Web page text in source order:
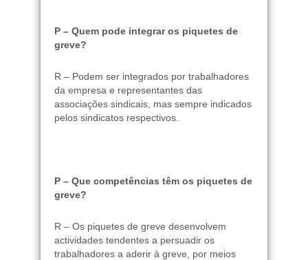
P – Quem pode integrar os piquetes de
greve?
R – Podem ser integrados por trabalhadores
da empresa e representantes das
associações sindicais, mas sempre indicados
pelos sindicatos respectivos.
P – Que competências têm os piquetes de
greve?
R – Os piquetes de greve desenvolvem
actividades tendentes a persuadir os
trabalhadores a aderir à greve, por meios